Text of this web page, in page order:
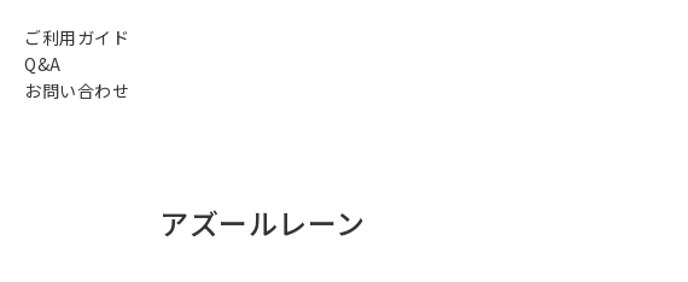
ご利用ガイド
Q&A
お問い合わせ
アズールレーン